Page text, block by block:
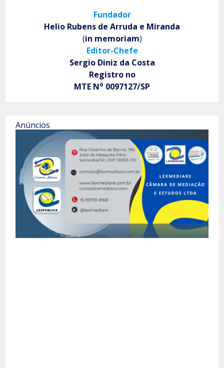
Fundador
Helio Rubens de Arruda e Miranda
(in memoriam)
Editor-Chefe
Sergio Diniz da Costa
Registro no
MTE No 0097127/SP
Anúncios